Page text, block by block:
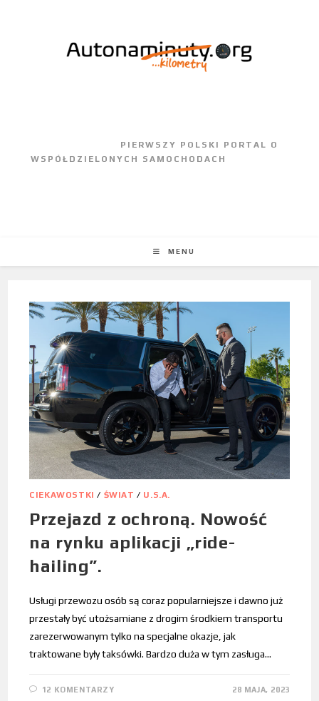
MENU
CIEKAWOSTKI / ŚWIAT / U.S.A.
Przejazd z ochroną. Nowość
na rynku aplikacji „ride-
hailing”.
Usługi przewozu osób są coraz popularniejsze i dawno już
przestały być utożsamiane z drogim środkiem transportu
zarezerwowanym tylko na specjalne okazje, jak
traktowane były taksówki. Bardzo duża w tym zasługa…
12 KOMENTARZY 28 MAJA, 2023